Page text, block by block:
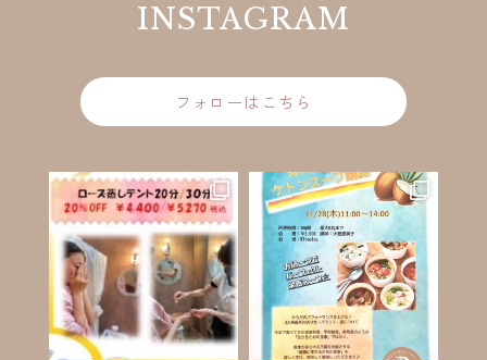
INSTAGRAM
フォローはこちら